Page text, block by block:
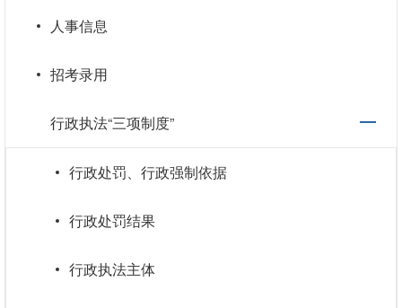
人事信息
招考录用
行政执法“三项制度”
行政处罚、行政强制依据
行政处罚结果
行政执法主体